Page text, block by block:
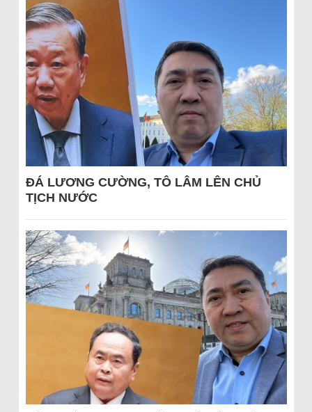
ĐÁ LƯƠNG CƯỜNG, TÔ LÂM LÊN CHỦ
TỊCH NƯỚC